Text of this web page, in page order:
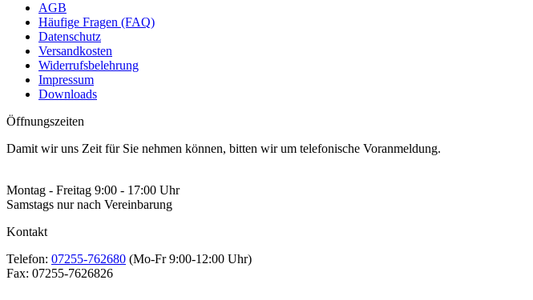
AGB
Häufige Fragen (FAQ)
Datenschutz
Versandkosten
Widerrufsbelehrung
Impressum
Downloads
Öffnungszeiten
Damit wir uns Zeit für Sie nehmen können, bitten wir um telefonische Voranmeldung.
Montag - Freitag 9:00 - 17:00 Uhr
Samstags nur nach Vereinbarung
Kontakt
Telefon: 07255-762680 (Mo-Fr 9:00-12:00 Uhr)
Fax: 07255-7626826